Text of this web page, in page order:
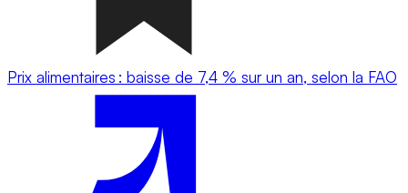
Prix alimentaires : baisse de 7,4 % sur un an, selon la FAO